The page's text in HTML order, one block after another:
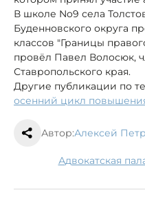
В школе No9 села
Буденновского округа
классов "Границы
провёл Павел Волосюк,
Ставропольского края.
Другие публикации по
осенний цикл
Автор:Алексей
Адвокатская